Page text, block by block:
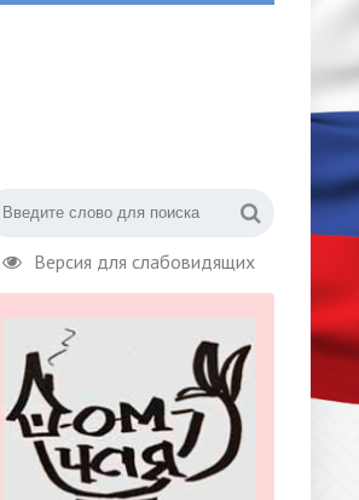
Версия для слабовидящих